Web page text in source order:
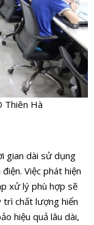
Thiên Hà
gian dài sử dụng
Việc phát hiện
xử lý phù hợp sẽ
trì chất lượng hiển
hiệu quả lâu dài,